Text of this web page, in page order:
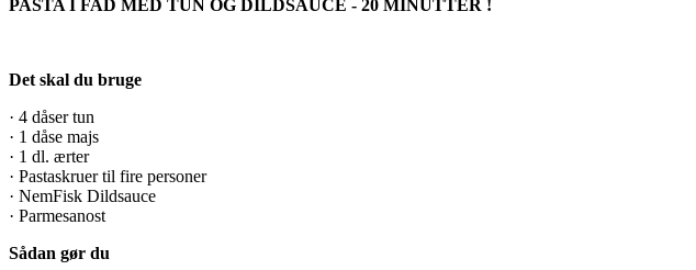
PASTA I FAD MED TUN OG DILDSAUCE - 20 MINUTTER !
Det skal du bruge
· 4 dåser tun
· 1 dåse majs
· 1 dl. ærter
· Pastaskruer til fire personer
· NemFisk Dildsauce
· Parmesanost
Sådan gør du